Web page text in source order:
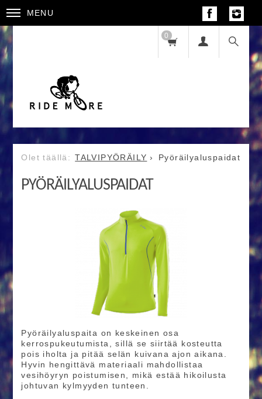
MENU
0
TALVIPYÖRÄILY Pyöräilyaluspaidat
PYÖRÄILYALUSPAIDAT
Pyöräilyaluspaita on keskeinen osa
kerrospukeutumista, sillä se siirtää kosteutta
pois iholta ja pitää selän kuivana ajon aikana.
Hyvin hengittävä materiaali mahdollistaa
vesihöyryn poistumisen, mikä estää hikoilusta
johtuvan kylmyyden tunteen.